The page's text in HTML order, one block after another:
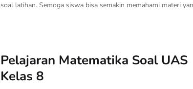
soal latihan. Semoga siswa bisa semakin memahami materi
Pelajaran Matematika Soal UAS
Kelas 8